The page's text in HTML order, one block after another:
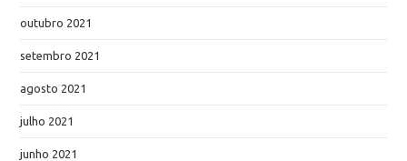
outubro 2021
setembro 2021
agosto 2021
julho 2021
junho 2021